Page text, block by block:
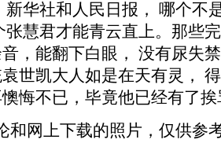
新华社和人民日报， 哪个不
张慧君才能青云直上。那些
，能翻下白眼， 没有尿失
世凯大人如是在天有灵，
悔不已，毕竟他已经有了
和网上下载的照片，仅供参